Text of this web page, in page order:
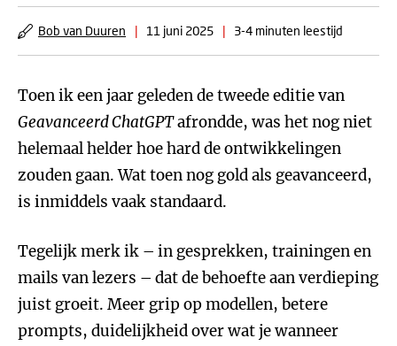
Bob van Duuren | 11 juni 2025 | 3-4 minuten leestijd
Toen ik een jaar geleden de tweede editie van
Geavanceerd ChatGPTafrondde, was het nog niet
helemaal helder hoe hard de ontwikkelingen
zouden gaan. Wat toen nog gold als geavanceerd,
is inmiddels vaak standaard.
Tegelijk merk ik – in gesprekken, trainingen en
mails van lezers – dat de behoefte aan verdieping
juist groeit. Meer grip op modellen, betere
prompts, duidelijkheid over wat je wanneer